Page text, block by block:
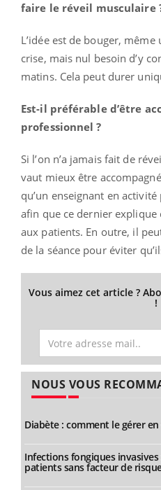
faire le réveil musculaire
L’idée est de bouger,
crise, mais nul besoin d’y
matins. Cela peut durer
Est-il préférable d’être
professionnel ?
Si l’on n’a jamais fait de
vaut mieux être
qu’un enseignant en
afin que ce dernier explique
aux patients. En outre, il
de la séance pour éviter
Vous aimez cet article ?
!
NOUS VOUS
Diabète : comment le gérer en
Infections fongiques invasives
patients sans facteur de